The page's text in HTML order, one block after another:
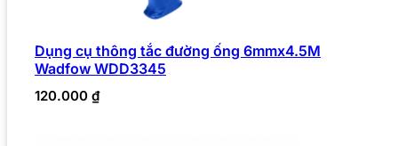
Dụng cụ thông tắc đường ống 6mmx4.5M
Wadfow WDD3345
120.000 ₫